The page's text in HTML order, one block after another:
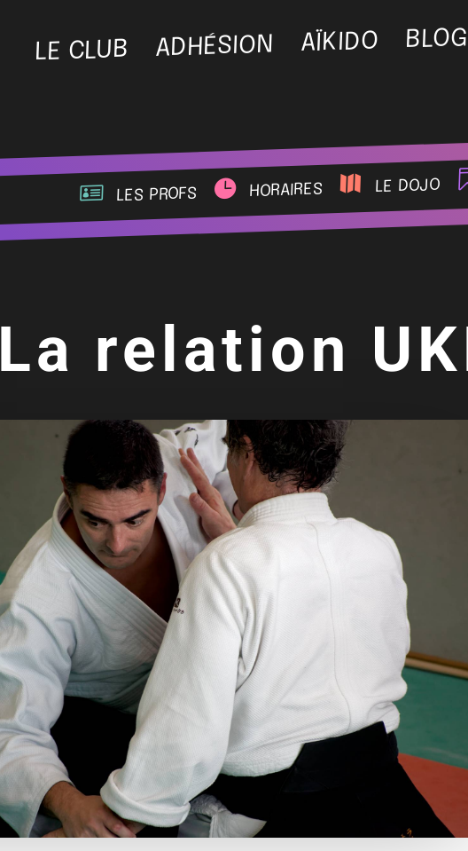
LE CLUB ADHÉSION AÏKIDO BLOG
les profs horaires le dojo
La relation